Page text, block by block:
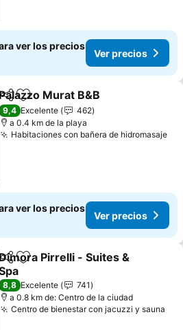
ver los precios
Ver precios
CompartirAñadir a favoritos
Palazzo Murat B&B
9,4 Excelente
462
a 0.4 km de la playa
Habitaciones con bañera de hidromasaje
ver los precios
Ver precios
CompartirAñadir a favoritos
Dimora Pirrelli - Suites &
8,8 Excelente
741
a 0.8 km de: Centro de la ciudad
Centro de bienestar con jacuzzi y sauna